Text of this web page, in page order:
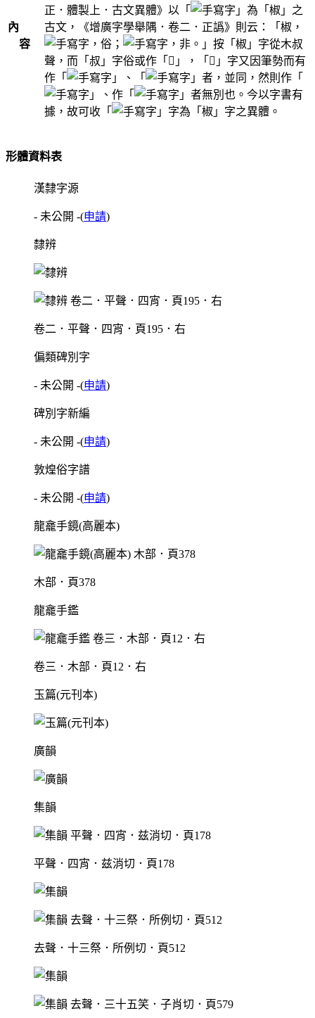
內
容
正．體製上．古文異體》以「
」為「椒」之
古文，《增廣字學舉隅．卷二．正譌》則云：「椒，
，俗；
，非。」按「椒」字從木叔
聲，而「叔」字俗或作「𠦑」，「𠦑」字又因筆勢而有
作「
」、「
」者，並同，然則作「
」、作「
」者無別也。今以字書有
據，故可收「
」字為「椒」字之異體。
形體資料表
漢隸字源
- 未公開 -(申請)
隸辨
卷二．平聲．四宵．頁195．右
偏類碑別字
- 未公開 -(申請)
碑別字新編
- 未公開 -(申請)
敦煌俗字譜
- 未公開 -(申請)
龍龕手鏡(高麗本)
木部．頁378
龍龕手鑑
卷三．木部．頁12．右
玉篇(元刊本)
廣韻
集韻
平聲．四宵．兹消切．頁178
去聲．十三祭．所例切．頁512